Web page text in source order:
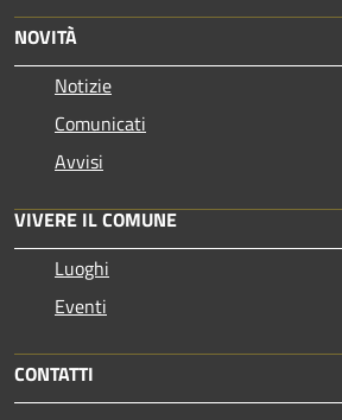
NOVITÀ
Notizie
Comunicati
Avvisi
VIVERE IL COMUNE
Luoghi
Eventi
CONTATTI